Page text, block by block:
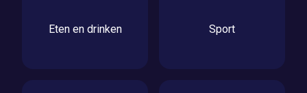
Eten en drinken Sport